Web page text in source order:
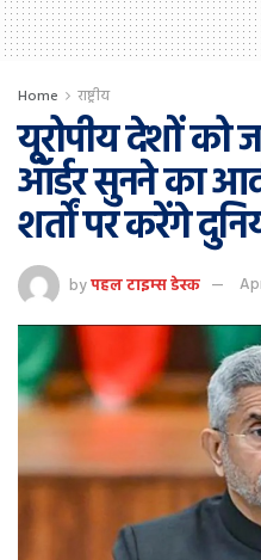
Home राष्ट्रीय
यूरोपीय देशों
ऑर्डर सुनने का
शर्तों पर करेंगे
byपहल टाइम्स डेस्क